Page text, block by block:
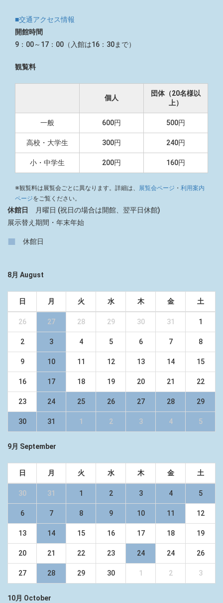
■交通アクセス情報
開館時間
9：00～17：00（入館は16：30まで）
観覧料
個人
団体（20名様以
上）
一般 600円 500円
高校・大学生 300円 240円
小・中学生 200円 160円
※観覧料は展覧会ごとに異なります。詳細は、 展覧会ページ ・ 利用案内
ページをご覧ください。
休館日
月曜日 (祝日の場合は開館、翌平日休館)
展示替え期間・年末年始
■ 休館日
8月 August
日 月 火 水 木 金 土
26 27 28 29 30 31 1
2 3 4 5 6 7 8
9 10 11 12 13 14 15
16 17 18 19 20 21 22
23 24 25 26 27 28 29
30 31 1 2 3 4 5
9月 September
日 月 火 水 木 金 土
30 31 1 2 3 4 5
6 7 8 9 10 11 12
13 14 15 16 17 18 19
20 21 22 23 24 24 26
27 28 29 30 1 2 3
10月 October